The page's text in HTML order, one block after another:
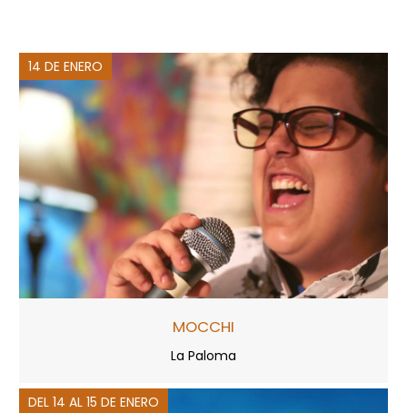
14 DE ENERO
MOCCHI
La Paloma
DEL 14 AL 15 DE ENERO